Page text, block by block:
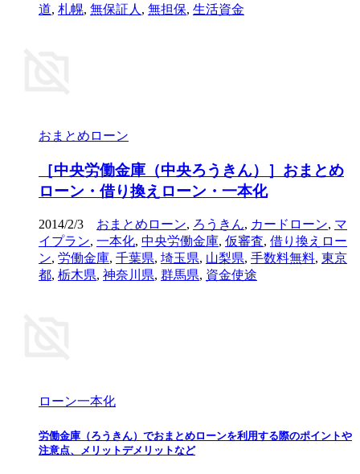
道, 札幌, 無保証人 , 無担保, 生活資金
おまとめローン
［中央労働金庫（中央ろうきん）］おまとめ
ローン・借り換えローン・一本化
2014/2/3 おまとめローン, ろうきん, カードローン, マ
イプラン, 一本化, 中央労働金庫, 仮審査, 借り換えロー
ン, 労働金庫, 千葉県, 埼玉県, 山梨県, 手数料無料, 東京
都, 栃木県, 神奈川県, 群馬県, 資金使途
ローン一本化
労働金庫（ろうきん）でおまとめローンを利用する際のポイントや
注意点、メリットデメリットなど